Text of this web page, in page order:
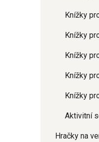
Knížky
Knížky
Knížky
Knížky
Knížky
Aktivitní
Hračky na